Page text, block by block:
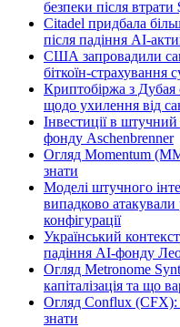
безпеки після
Citadel придбала
після падіння AI-
США запровадили
біткоїн-страхування
Криптобіржа з Дубая
щодо ухилення від
Інвестиції в
фонду Aschenbrenner
Огляд Momentum
знати
Моделі штучного
випадково
конфігурації
Український
падіння AI-фонду
Огляд Metronome
капіталізація та що
Огляд Conflux (CFX):
знати